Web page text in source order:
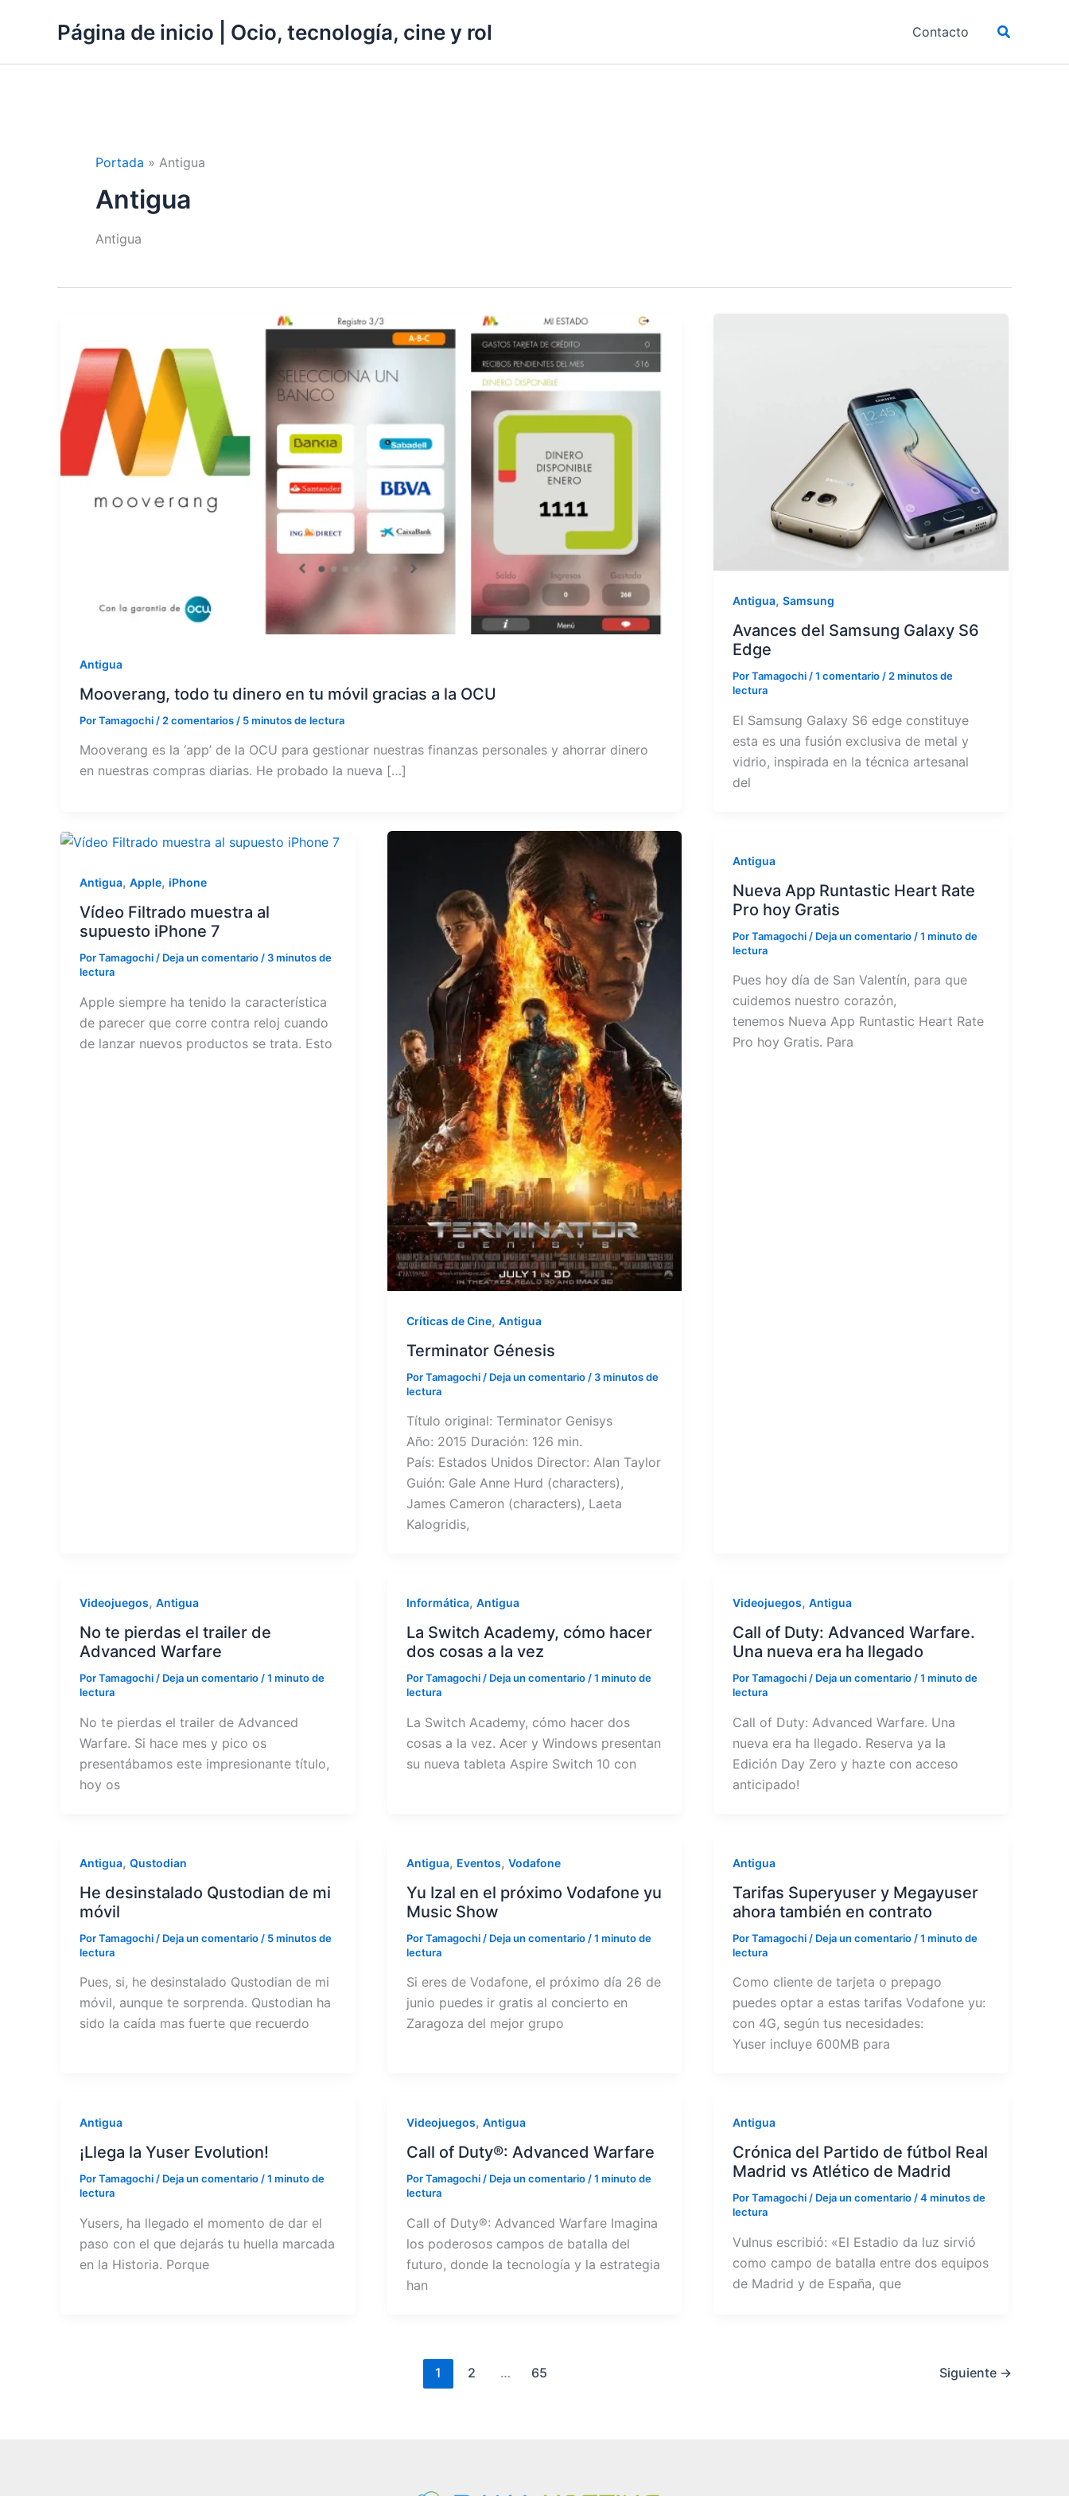
Página de inicio | Ocio, tecnología, cine y rol Contacto Buscar
Portada » Antigua
Antigua
Antigua
Antigua
Mooverang, todo tu dinero en tu móvil gracias a la OCU
PorTamagochi / 2 comentarios / 5 minutos de lectura
Mooverang es la ‘app’ de la OCU para gestionar nuestras finanzas personales y ahorrar dinero
en nuestras compras diarias. He probado la nueva […]
Antigua,Samsung
Avances del Samsung Galaxy S6
Edge
PorTamagochi/1 comentario /2 minutos de
lectura
El Samsung Galaxy S6 edge constituye
esta es una fusión exclusiva de metal y
vidrio, inspirada en la técnica artesanal
del
Antigua, Apple, iPhone
Vídeo Filtrado muestra al
supuesto iPhone 7
PorTamagochi/ Deja un comentario/ 3 minutos de
lectura
Apple siempre ha tenido la característica
de parecer que corre contra reloj cuando
de lanzar nuevos productos se trata. Esto
Críticas de Cine, Antigua
Terminator Génesis
PorTamagochi / Deja un comentario / 3 minutos de
lectura
Título original: Terminator Genisys
Año: 2015 Duración: 126 min.
País: Estados Unidos Director: Alan Taylor
Guión: Gale Anne Hurd (characters),
James Cameron (characters), Laeta
Kalogridis,
Antigua
Nueva App Runtastic Heart Rate
Pro hoy Gratis
PorTamagochi / Deja un comentario /1 minuto de
lectura
Pues hoy día de San Valentín, para que
cuidemos nuestro corazón,
tenemos Nueva App Runtastic Heart Rate
Pro hoy Gratis. Para
Videojuegos, Antigua
No te pierdas el trailer de
Advanced Warfare
PorTamagochi/ Deja un comentario/1 minuto de
lectura
No te pierdas el trailer de Advanced
Warfare. Si hace mes y pico os
presentábamos este impresionante título,
hoy os
Informática, Antigua
La Switch Academy, cómo hacer
dos cosas a la vez
PorTamagochi/ Deja un comentario /1 minuto de
lectura
La Switch Academy, cómo hacer dos
cosas a la vez. Acer y Windows presentan
su nueva tableta Aspire Switch 10 con
Videojuegos,Antigua
Call of Duty: Advanced Warfare.
Una nueva era ha llegado
PorTamagochi/ Deja un comentario /1 minuto de
lectura
Call of Duty: Advanced Warfare. Una
nueva era ha llegado. Reserva ya la
Edición Day Zero y hazte con acceso
anticipado!
Antigua, Qustodian
He desinstalado Qustodian de mi
móvil
PorTamagochi / Deja un comentario / 5 minutos de
lectura
Pues, si, he desinstalado Qustodian de mi
móvil, aunque te sorprenda. Qustodian ha
sido la caída mas fuerte que recuerdo
Antigua, Eventos, Vodafone
Yu Izal en el próximo Vodafone yu
Music Show
PorTamagochi / Deja un comentario /1 minuto de
lectura
Si eres de Vodafone, el próximo día 26 de
junio puedes ir gratis al concierto en
Zaragoza del mejor grupo
Antigua
Tarifas Superyuser y Megayuser
ahora también en contrato
PorTamagochi / Deja un comentario /1 minuto de
lectura
Como cliente de tarjeta o prepago
puedes optar a estas tarifas Vodafone yu:
con 4G, según tus necesidades:
Yuser incluye 600MB para
Antigua
¡Llega la Yuser Evolution!
PorTamagochi / Deja un comentario /1 minuto de
lectura
Yusers, ha llegado el momento de dar el
paso con el que dejarás tu huella marcada
en la Historia. Porque
Videojuegos, Antigua
Call of Duty®: Advanced Warfare
PorTamagochi / Deja un comentario /1 minuto de
lectura
Call of Duty®: Advanced Warfare Imagina
los poderosos campos de batalla del
futuro, donde la tecnología y la estrategia
han
Antigua
Crónica del Partido de fútbol Real
Madrid vs Atlético de Madrid
PorTamagochi / Deja un comentario /4 minutos de
lectura
Vulnus escribió: «El Estadio da luz sirvió
como campo de batalla entre dos equipos
de Madrid y de España, que
1 2 … 65 Siguiente →